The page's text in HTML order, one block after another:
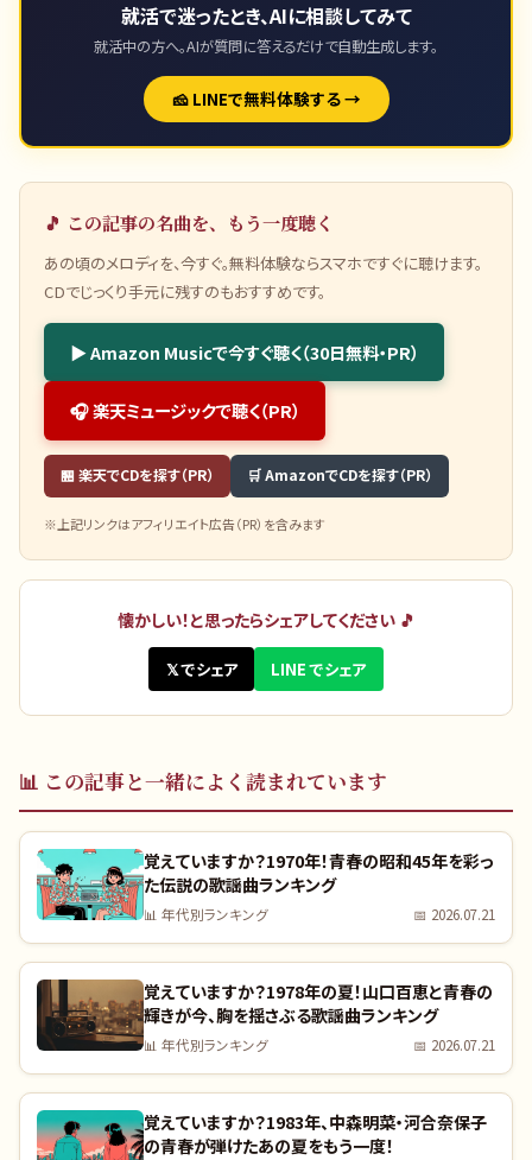
就活で迷ったとき、AIに相談してみて
就活中の方へ。AIが質問に答えるだけで自動生成します。
🧀 LINEで無料体験する →
🎵 この記事の名曲を、もう一度聴く
あの頃のメロディを、今すぐ。無料体験ならスマホですぐに聴けます。
CDでじっくり手元に残すのもおすすめです。
▶ Amazon Musicで今すぐ聴く（30日無料・PR）
🎧 楽天ミュージックで聴く（PR）
🏪 楽天でCDを探す（PR） 🛒 AmazonでCDを探す（PR）
※上記リンクはアフィリエイト広告（PR）を含みます
懐かしい！と思ったらシェアしてください 🎵
𝕏 でシェア LINE でシェア
📊 この記事と一緒によく読まれています
覚えていますか？1970年！青春の昭和45年を彩っ
た伝説の歌謡曲ランキング
📊 年代別ランキング 📅 2026.07.21
覚えていますか？1978年の夏！山口百恵と青春の
輝きが今、胸を揺さぶる歌謡曲ランキング
📊 年代別ランキング 📅 2026.07.21
覚えていますか？1983年、中森明菜・河合奈保子
の青春が弾けたあの夏をもう一度！